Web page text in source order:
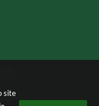
site